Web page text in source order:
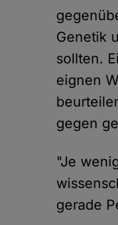
Genetik
sollten.
eignen
gegen
"Je
gerade